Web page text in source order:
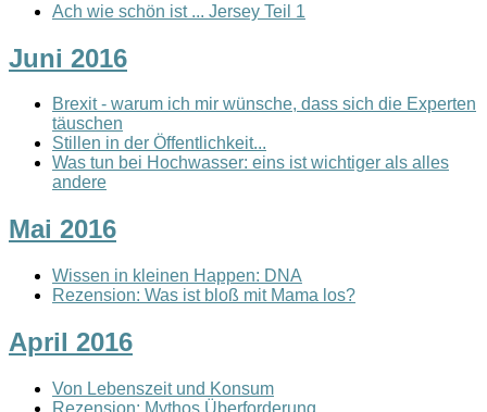
Ach wie schön ist ... Jersey Teil 1
Juni 2016
Brexit - warum ich mir wünsche, dass sich die Experten
täuschen
Stillen in der Öffentlichkeit...
Was tun bei Hochwasser: eins ist wichtiger als alles
andere
Mai 2016
Wissen in kleinen Happen: DNA
Rezension: Was ist bloß mit Mama los?
April 2016
Von Lebenszeit und Konsum
Rezension: Mythos Überforderung